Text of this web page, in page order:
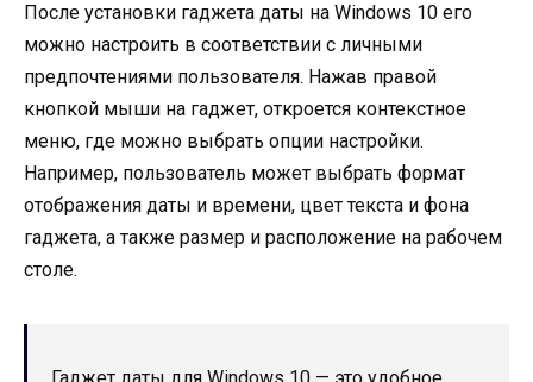
После установки гаджета даты на Windows 10 его
можно настроить в соответствии с личными
предпочтениями пользователя. Нажав правой
кнопкой мыши на гаджет, откроется контекстное
меню, где можно выбрать опции настройки.
Например, пользователь может выбрать формат
отображения даты и времени, цвет текста и фона
гаджета, а также размер и расположение на рабочем
столе.